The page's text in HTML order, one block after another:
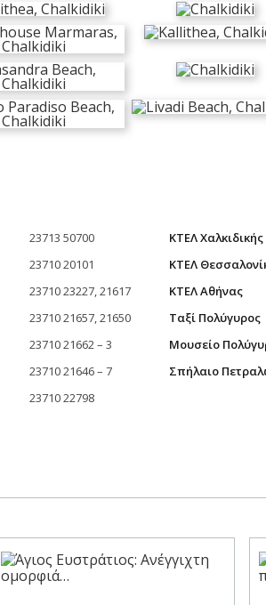
23713 50700 ΚΤΕΛ Χαλκιδικής
23710 20101 ΚΤΕΛ
23710 23227, 21617 ΚΤΕΛ Αθήνας
23710 21657, 21650 Ταξί Πολύγυρος
23710 21662 – 3 Μουσείο
23710 21646 – 7 Σπήλαιο
23710 22798